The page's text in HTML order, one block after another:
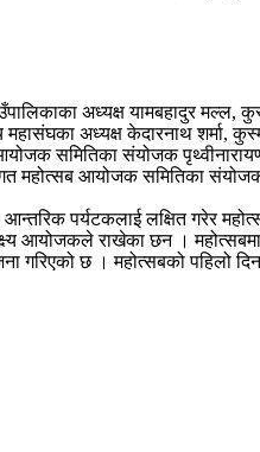
अध्यक्ष यामबहादुर
अध्यक्ष केदारनाथ शर्मा,
समितिका संयोजक
महोत्सब आयोजक समितिका
आन्तरिक पर्यटकलाई लक्षित
आयोजकले राखेका छन ।
गरिएको छ । महोत्सबको पहिलो